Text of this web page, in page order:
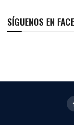
SÍGUENOS EN